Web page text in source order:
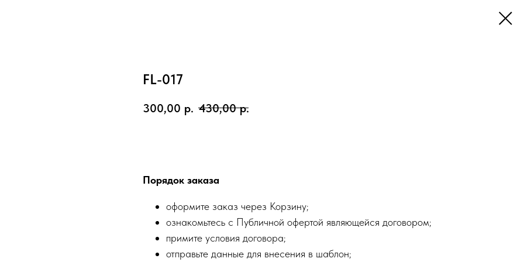
FL-017
300,00 р. 430,00 р.
Порядок заказа
оформите заказ через Корзину;
ознакомьтесь с Публичной офертой являющейся договором;
примите условия договора;
отправьте данные для внесения в шаблон;